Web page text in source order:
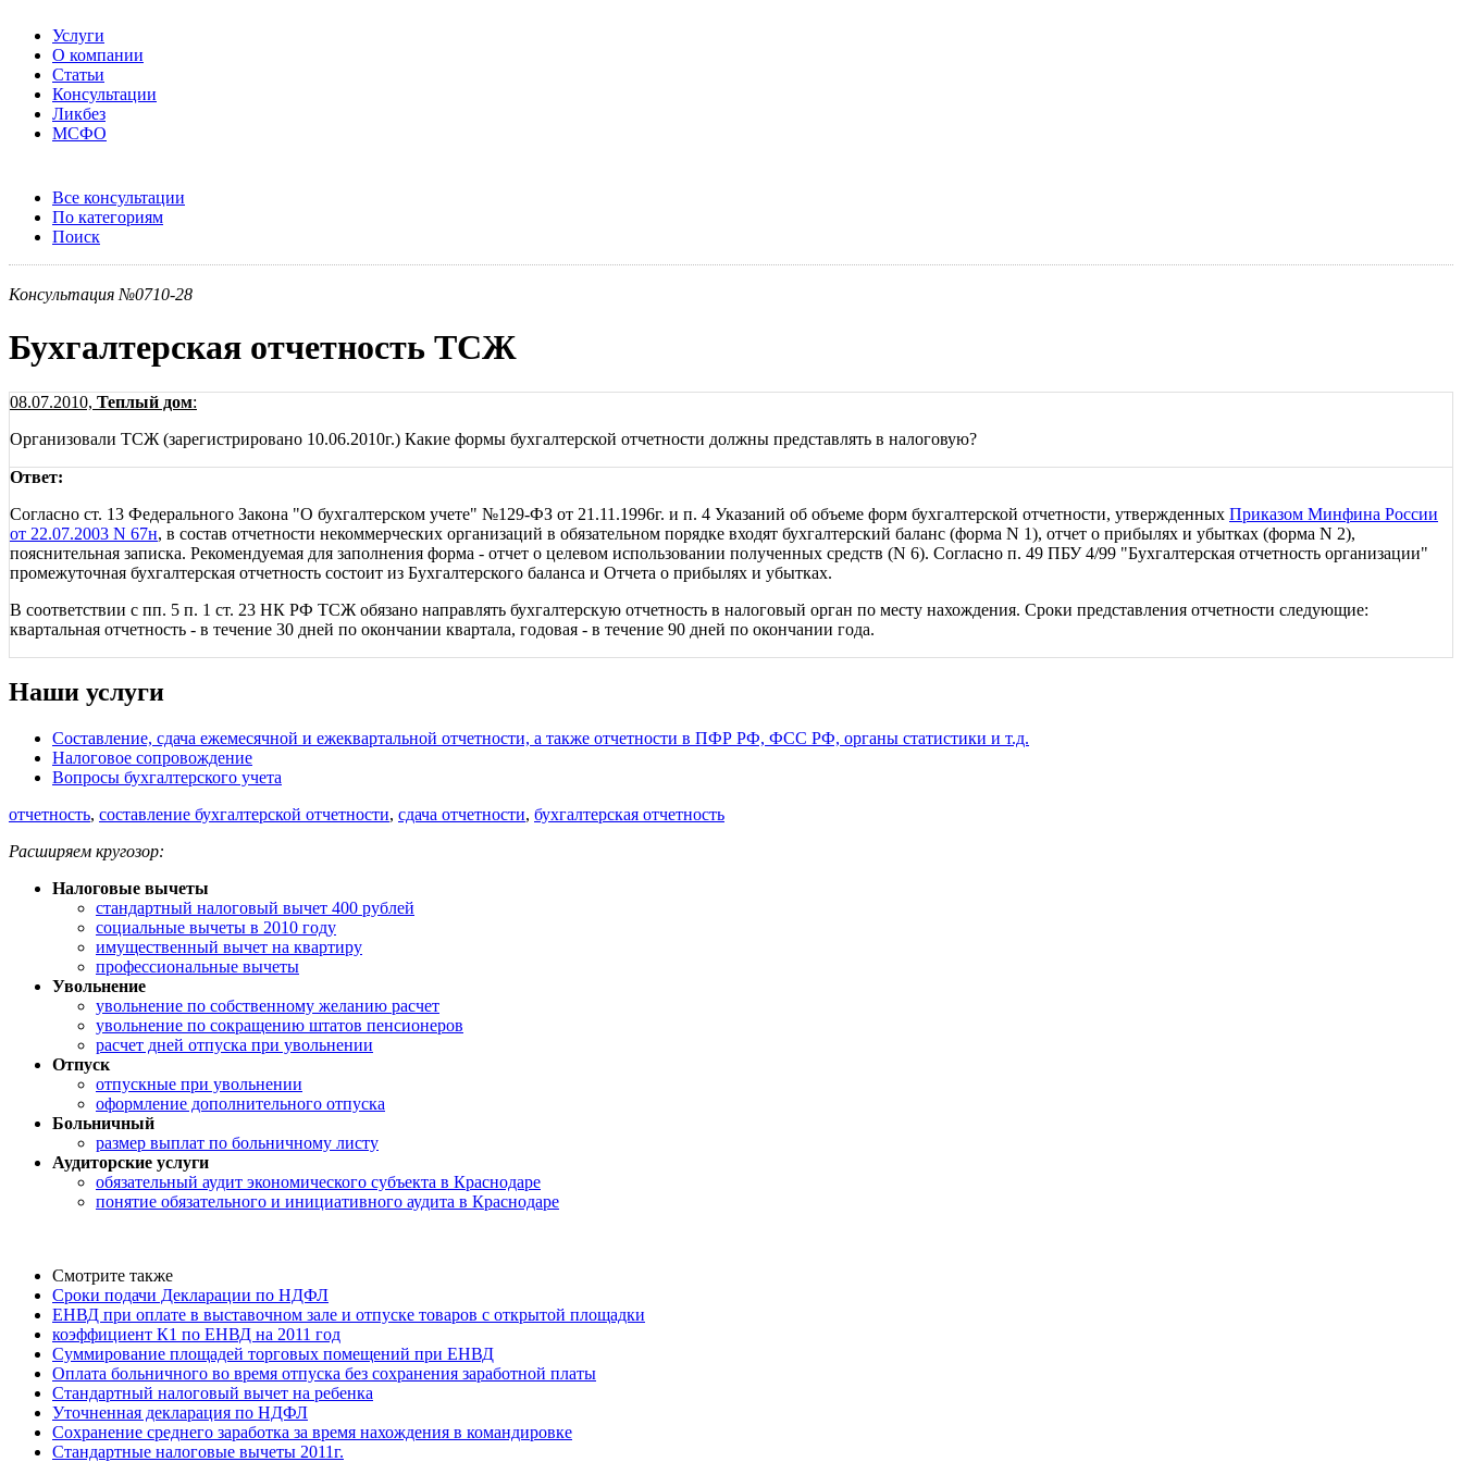
Услуги
О компании
Статьи
Консультации
Ликбез
МСФО
Все консультации
По категориям
Поиск
Консультация №0710-28
Бухгалтерская отчетность ТСЖ
08.07.2010, Теплый дом:
Организовали ТСЖ (зарегистрировано 10.06.2010г.) Какие формы бухгалтерской отчетности должны представлять в налоговую?
Ответ:
Согласно ст. 13 Федерального Закона "О бухгалтерском учете" №129-ФЗ от 21.11.1996г. и п. 4 Указаний об объеме форм бухгалтерской отчетности, утвержденных Приказом Минфина России
от 22.07.2003 N 67н, в состав отчетности некоммерческих организаций в обязательном порядке входят бухгалтерский баланс (форма N 1), отчет о прибылях и убытках (форма N 2),
пояснительная записка. Рекомендуемая для заполнения форма - отчет о целевом использовании полученных средств (N 6). Согласно п. 49 ПБУ 4/99 "Бухгалтерская отчетность организации"
промежуточная бухгалтерская отчетность состоит из Бухгалтерского баланса и Отчета о прибылях и убытках.
В соответствии с пп. 5 п. 1 ст. 23 НК РФ ТСЖ обязано направлять бухгалтерскую отчетность в налоговый орган по месту нахождения. Сроки представления отчетности следующие:
квартальная отчетность - в течение 30 дней по окончании квартала, годовая - в течение 90 дней по окончании года.
Наши услуги
Составление, сдача ежемесячной и ежеквартальной отчетности, а также отчетности в ПФР РФ, ФСС РФ, органы статистики и т.д.
Налоговое сопровождение
Вопросы бухгалтерского учета
отчетность, составление бухгалтерской отчетности, сдача отчетности, бухгалтерская отчетность
Расширяем кругозор:
Налоговые вычеты
стандартный налоговый вычет 400 рублей
социальные вычеты в 2010 году
имущественный вычет на квартиру
профессиональные вычеты
Увольнение
увольнение по собственному желанию расчет
увольнение по сокращению штатов пенсионеров
расчет дней отпуска при увольнении
Отпуск
отпускные при увольнении
оформление дополнительного отпуска
Больничный
размер выплат по больничному листу
Аудиторские услуги
обязательный аудит экономического субъекта в Краснодаре
понятие обязательного и инициативного аудита в Краснодаре
Смотрите также
Сроки подачи Декларации по НДФЛ
ЕНВД при оплате в выставочном зале и отпуске товаров с открытой площадки
коэффициент К1 по ЕНВД на 2011 год
Суммирование площадей торговых помещений при ЕНВД
Оплата больничного во время отпуска без сохранения заработной платы
Стандартный налоговый вычет на ребенка
Уточненная декларация по НДФЛ
Сохранение среднего заработка за время нахождения в командировке
Стандартные налоговые вычеты 2011г.